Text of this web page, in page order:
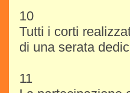
10
Tutti i corti
di una serata
11